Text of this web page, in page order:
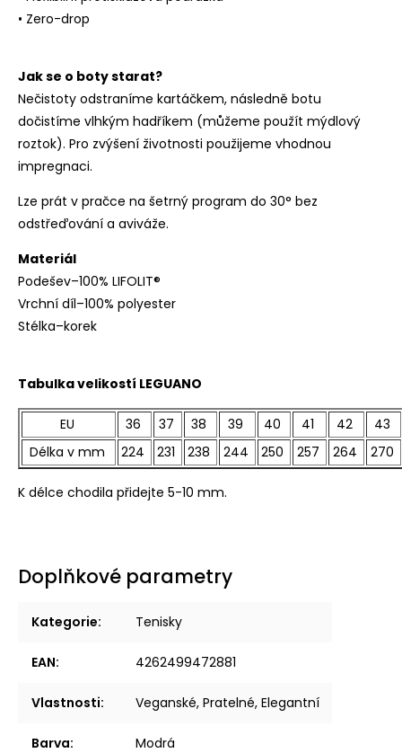
• Zero-drop
Jak se o boty starat?
Nečistoty odstraníme kartáčkem, následně botu
dočistíme vlhkým hadříkem (můžeme použít mýdlový
roztok). Pro zvýšení životnosti použijeme vhodnou
impregnaci.
Lze prát v pračce na šetrný program do 30° bez
odstřeďování a aviváže.
Materiál
Podešev–100% LIFOLIT®
Vrchní díl–100% polyester
Stélka–korek
Tabulka velikostí LEGUANO
EU 36 37 38 39 40 41 42
43
Délka v mm
224 231 238 244 250 257 264 270
K délce chodila přidejte 5-10 mm.
Doplňkové parametry
Kategorie: Tenisky
EAN: 4262499472881
Vlastnosti: Veganské, Pratelné, Elegantní
Barva: Modrá